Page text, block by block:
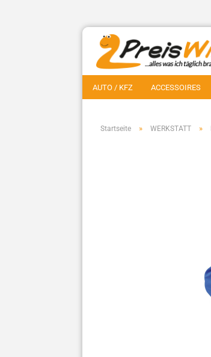
AUTO / KFZ ACCESSOIRES
Startseite » WERKSTATT »